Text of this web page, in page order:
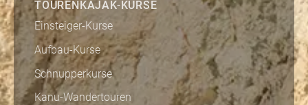
TOURENKAJAK-KURSE
Einsteiger-Kurse
Aufbau-Kurse
Schnupperkurse
Kanu-Wandertouren